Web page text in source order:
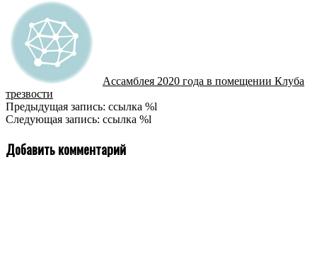
Ассамблея 2020 года в помещении Клуба
трезвости
2019-
12-
Предыдущая запись: ссылка %l
Следующая запись: ссылка %l
Добавить комментарий